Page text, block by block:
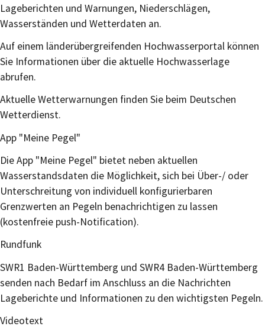
Lageberichten und Warnungen, Niederschlägen,
Wasserständen und Wetterdaten an.
Auf einem länderübergreifenden Hochwasserportal können
Sie Informationen über die aktuelle Hochwasserlage
abrufen.
Aktuelle Wetterwarnungen finden Sie beim Deutschen
Wetterdienst.
App "Meine Pegel"
Die App "Meine Pegel" bietet neben aktuellen
Wasserstandsdaten die Möglichkeit, sich bei Über-/ oder
Unterschreitung von individuell konfigurierbaren
Grenzwerten an Pegeln benachrichtigen zu lassen
(kostenfreie push-Notification).
Rundfunk
SWR1 Baden-Württemberg und SWR4 Baden-Württemberg
senden nach Bedarf im Anschluss an die Nachrichten
Lageberichte und Informationen zu den wichtigsten Pegeln.
Videotext